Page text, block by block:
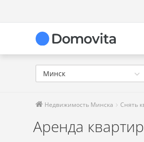
Минск
Недвижимость Минска Снять
Аренда